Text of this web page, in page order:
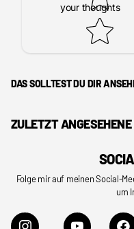
your thoughts
DAS SOLLTEST DU DIR
ZULETZT
Folge mir auf meinen Social-
um